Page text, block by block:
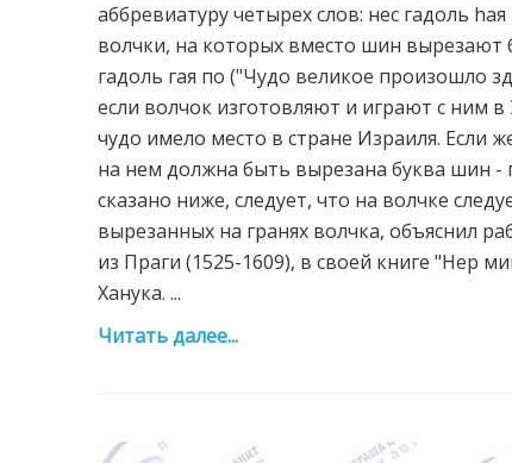
аббревиатуру четырех слов: нес гадоль
волчки, на которых вместо шин вырезают
гадоль гая по ("Чудо великое произошло
если волчок изготовляют и играют с ним
чудо имело место в стране Израиля. Если
на нем должна быть вырезана буква шин -
сказано ниже, следует, что на волчке
вырезанных на гранях волчка, объяснил
из Праги (1525-1609), в своей книге "Нер
Ханука. ...
Читать далее...